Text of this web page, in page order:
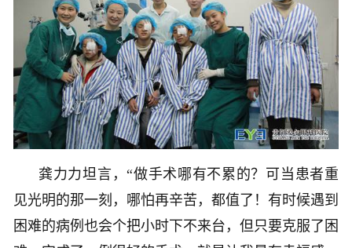
龚力力坦言，“做手术哪有不累的？可当患者重
见光明的那一刻，哪怕再辛苦，都值了！有时候遇到
困难的病例也会个把小时下不来台，但只要克服了困